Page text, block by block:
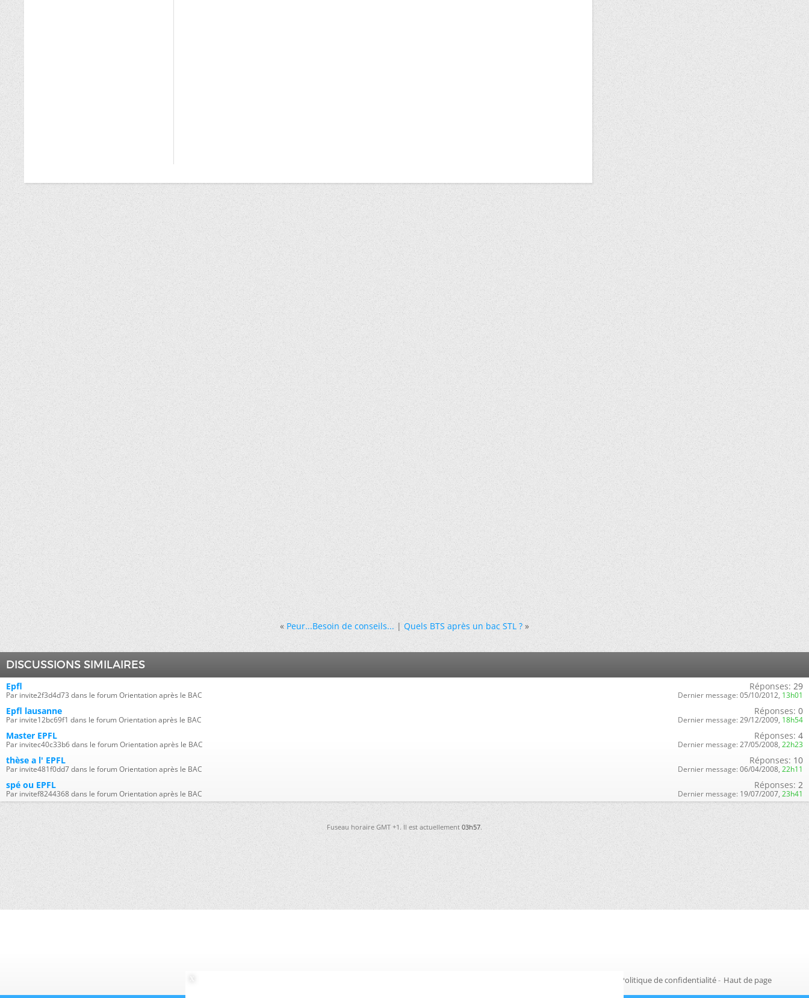
« Peur...Besoin de conseils...|Quels BTS après un bac STL ? »
DISCUSSIONS SIMILAIRES
Epfl
Par invite2f3d4d73 dans le forum Orientation après le BAC
Réponses: 29
Dernier message: 05/10/2012, 13h01
Epfl lausanne
Par invite12bc69f1 dans le forum Orientation après le BAC
Réponses: 0
Dernier message: 29/12/2009, 18h54
Master EPFL
Par invitec40c33b6 dans le forum Orientation après le BAC
Réponses: 4
Dernier message: 27/05/2008, 22h23
thèse a l' EPFL
Par invite481f0dd7 dans le forum Orientation après le BAC
Réponses: 10
Dernier message: 06/04/2008, 22h11
spé ou EPFL
Par invitef8244368 dans le forum Orientation après le BAC
Réponses: 2
Dernier message: 19/07/2007, 23h41
Fuseau horaire GMT +1. Il est actuellement03h57.
Politique de confidentialité- Haut de page